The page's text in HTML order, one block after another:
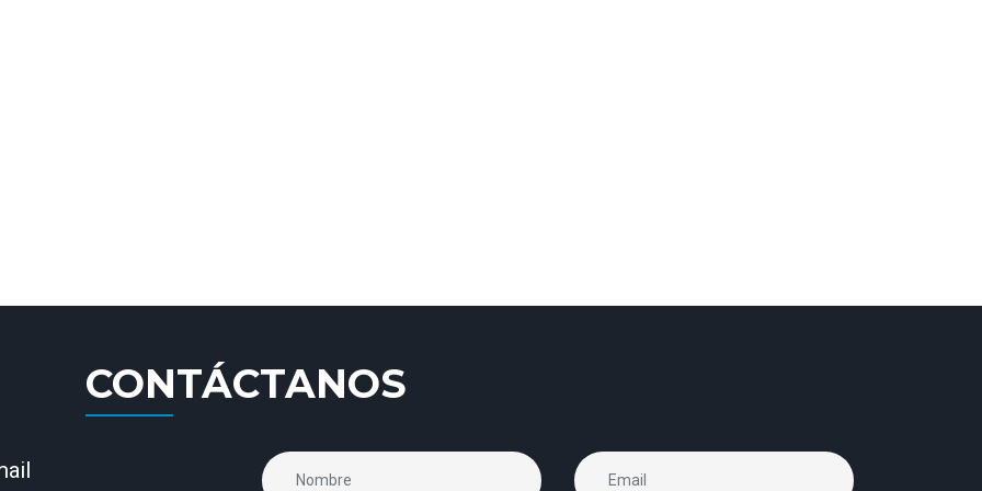
CONTÁCTANOS